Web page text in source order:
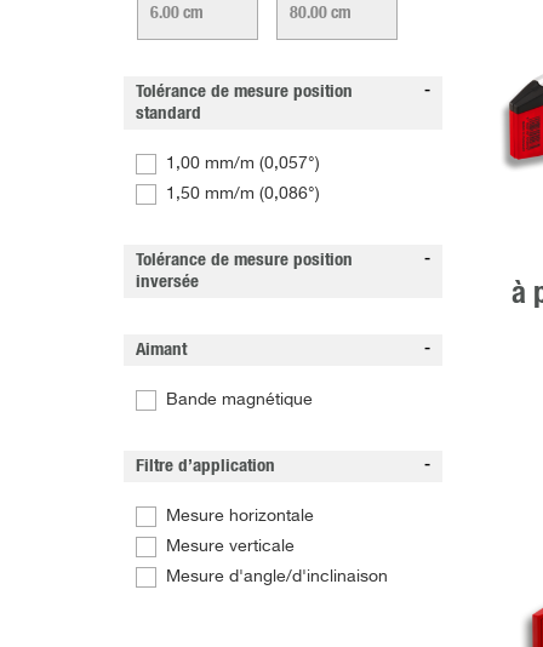
Tolérance de mesure position
standard
1,00 mm/m (0,057°)
1,50 mm/m (0,086°)
Tolérance de mesure position
inversée
Aimant
Bande magnétique
Filtre d’application
Mesure horizontale
Mesure verticale
Mesure d'angle/d'inclinaison
à